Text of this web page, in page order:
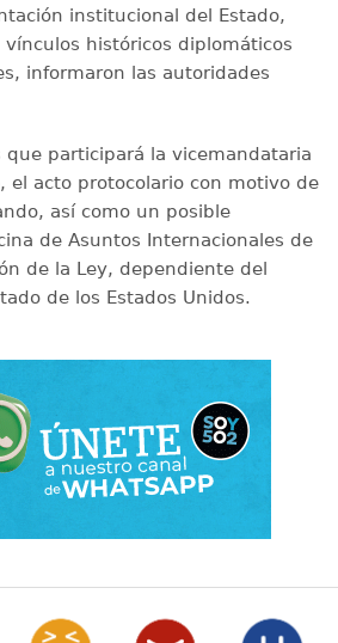
institucional del Estado,
vínculos históricos diplomáticos
informaron las autoridades
que participará la vicemandataria
el acto protocolario con motivo de
así como un posible
de Asuntos Internacionales de
de la Ley, dependiente del
de los Estados Unidos.